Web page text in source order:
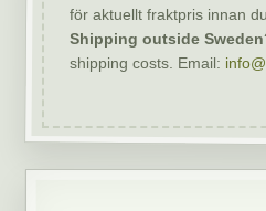
för aktuellt fraktpris innan
Shipping outside
shipping costs. Email: